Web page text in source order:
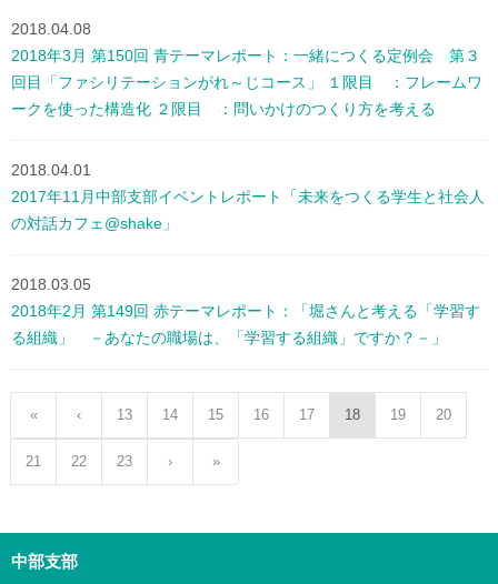
2018.04.08
2018年3月 第150回 青テーマレポート：一緒につくる定例会 第３
回目「ファシリテーションがれ～じコース」 １限目 ：フレームワ
ークを使った構造化 ２限目 ：問いかけのつくり方を考える
2018.04.01
2017年11月中部支部イベントレポート「未来をつくる学生と社会人
の対話カフェ@shake」
2018.03.05
2018年2月 第149回 赤テーマレポート：「堀さんと考える「学習す
る組織」 －あなたの職場は、「学習する組織」ですか？－」
« ‹ 13 14 15 16 17 18 19 20
21 22 23 › »
中部支部